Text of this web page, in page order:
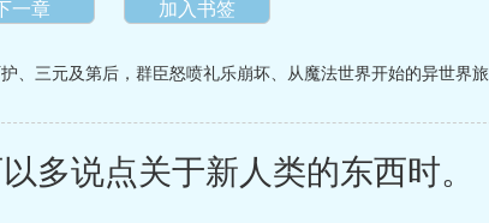
一章 加入书签
、 三元及第后，群臣怒喷礼乐崩坏、 从魔法世界开始的异世界旅
说点关于新人类的东西时。